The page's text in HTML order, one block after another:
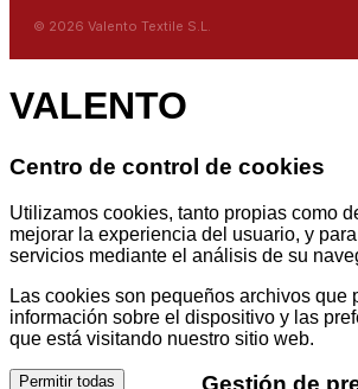
© 2026 Valento Textile S.L.
VALENTO
Centro de control de cookies
Utilizamos cookies, tanto propias como
mejorar la experiencia del usuario, y
servicios mediante el análisis de su
Las cookies son pequeños archivos que
información sobre el dispositivo y las
que está visitando nuestro sitio web.
Permitir todas